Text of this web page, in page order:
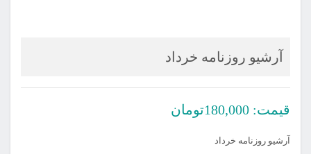
آرشیو روزنامه خرداد
قیمت: 180,000تومان
آرشیو روزنامه خرداد